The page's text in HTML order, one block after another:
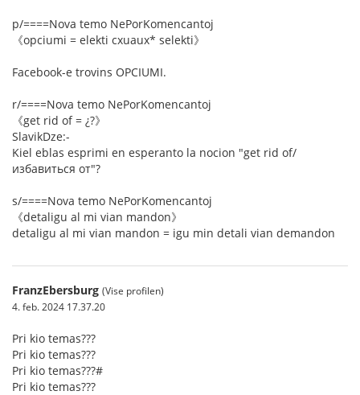
p/====Nova temo NePorKomencantoj
《opciumi = elekti cxuaux* selekti》
Facebook-e trovins OPCIUMI.
r/====Nova temo NePorKomencantoj
《get rid of = ¿?》
SlavikDze:-
Kiel eblas esprimi en esperanto la nocion "get rid of/
избавиться от"?
s/====Nova temo NePorKomencantoj
《detaligu al mi vian mandon》
detaligu al mi vian mandon = igu min detali vian demandon
FranzEbersburg (Vise profilen)
4. feb. 2024 17.37.20
Pri kio temas???
Pri kio temas???
Pri kio temas???#
Pri kio temas???